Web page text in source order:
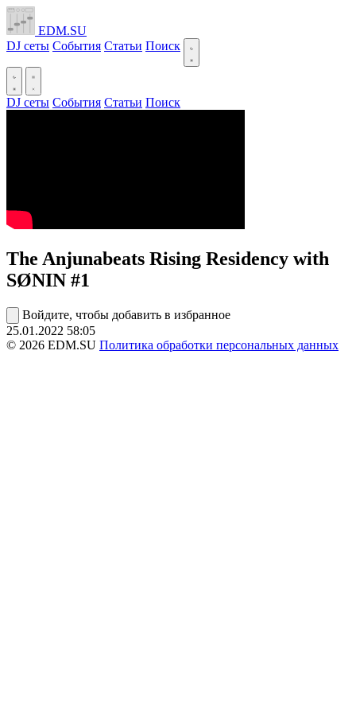
EDM.SU
DJ сеты События Статьи Поиск
DJ сеты События Статьи Поиск
The Anjunabeats Rising Residency with
SØNIN #1
Войдите, чтобы добавить в избранное
25.01.2022 58:05
© 2026 EDM.SU Политика обработки персональных данных